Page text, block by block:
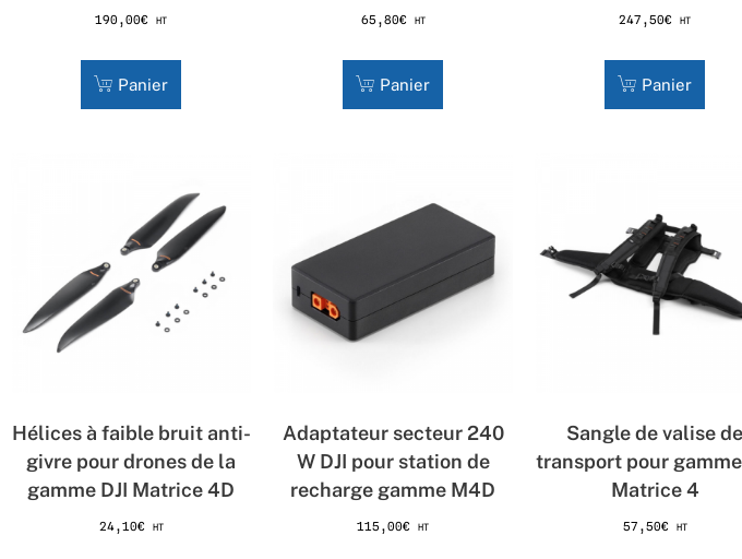
190,00€ HT
Panier
65,80€ HT
Panier
247,50€ HT
Panier
Hélices à faible bruit anti-
givre pour drones de la
gamme DJI Matrice 4D
24,10€ HT
Adaptateur secteur 240
W DJI pour station de
recharge gamme M4D
115,00€ HT
Sangle de valise de
transport pour gamme
Matrice 4
57,50€ HT